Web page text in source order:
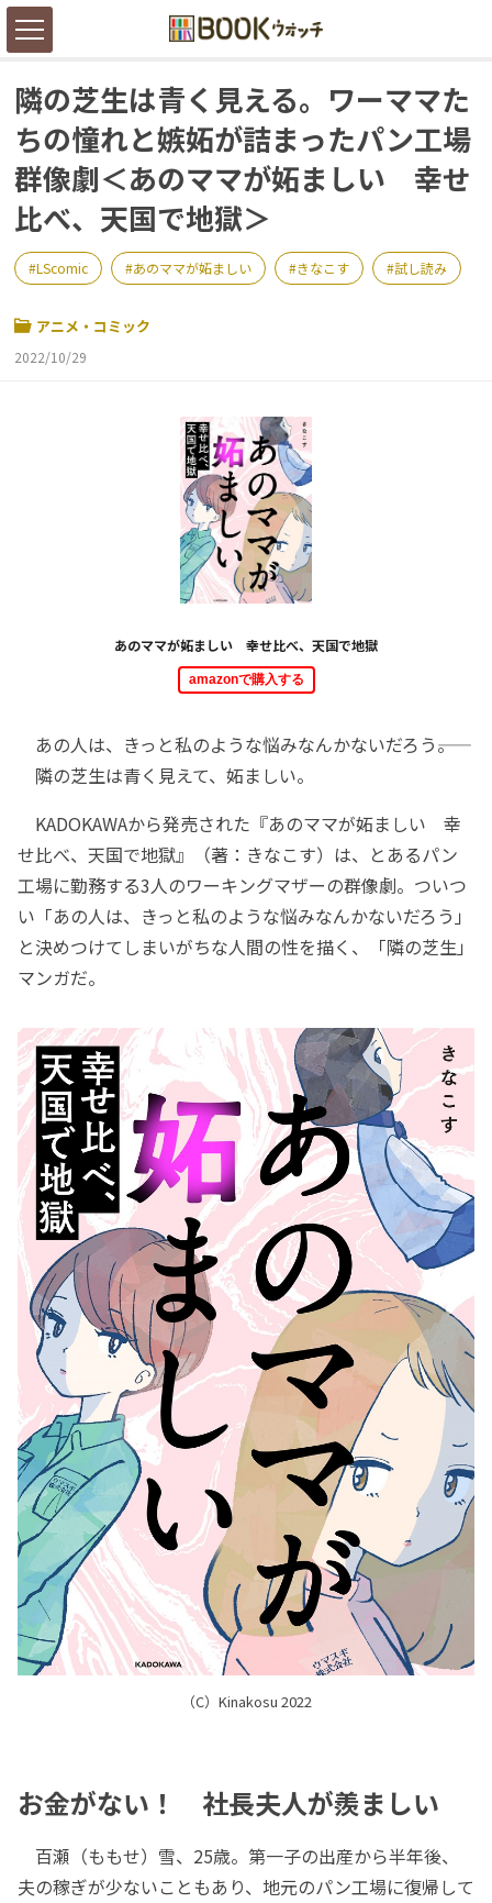
隣の芝生は青く見える。ワーママた
ちの憧れと嫉妬が詰まったパン工場
群像劇＜あのママが妬ましい 幸せ
比べ、天国で地獄＞
LScomic あのママが妬ましい きなこす 試し読み
アニメ・コミック
2022/10/29
あのママが妬ましい 幸せ比べ、天国で地獄
amazonで購入する
あの人は、きっと私のような悩みなんかないだろう――。
隣の芝生は青く見えて、妬ましい。
KADOKAWAから発売された『あのママが妬ましい 幸
せ比べ、天国で地獄』（著：きなこす）は、とあるパン
工場に勤務する3人のワーキングマザーの群像劇。ついつ
い「あの人は、きっと私のような悩みなんかないだろう」
と決めつけてしまいがちな人間の性を描く、「隣の芝生」
マンガだ。
（C）Kinakosu 2022
お金がない！ 社長夫人が羨ましい
百瀬（ももせ）雪、25歳。第一子の出産から半年後、
夫の稼ぎが少ないこともあり、地元のパン工場に復帰して